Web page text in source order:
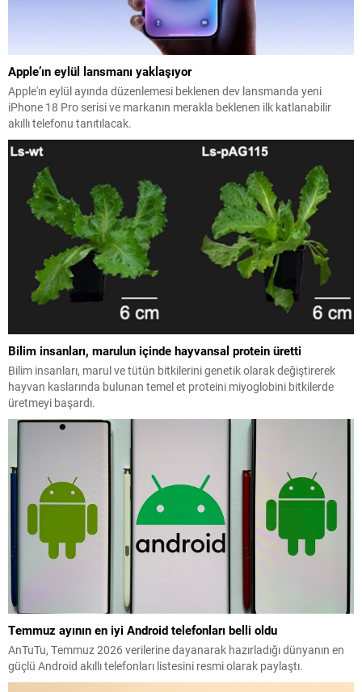
Apple’ın eylül lansmanı yaklaşıyor
Apple'ın eylül ayında düzenlemesi beklenen dev lansmanda yeni
iPhone 18 Pro serisi ve markanın merakla beklenen ilk katlanabilir
akıllı telefonu tanıtılacak.
Bilim insanları, marulun içinde hayvansal protein üretti
Bilim insanları, marul ve tütün bitkilerini genetik olarak değiştirerek
hayvan kaslarında bulunan temel et proteini miyoglobini bitkilerde
üretmeyi başardı.
Temmuz ayının en iyi Android telefonları belli oldu
AnTuTu, Temmuz 2026 verilerine dayanarak hazırladığı dünyanın en
güçlü Android akıllı telefonları listesini resmi olarak paylaştı.